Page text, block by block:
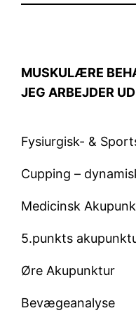
MUSKULÆRE
JEG ARBEJDER
Fysiurgisk- &
Cupping –
Medicinsk
5.punkts
Øre Akupunktur
Bevægeanalyse